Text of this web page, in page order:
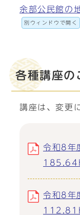
余部公民館の
別ウィンドウで開く
各種講座の
講座は、変更
令和8年
令和8年